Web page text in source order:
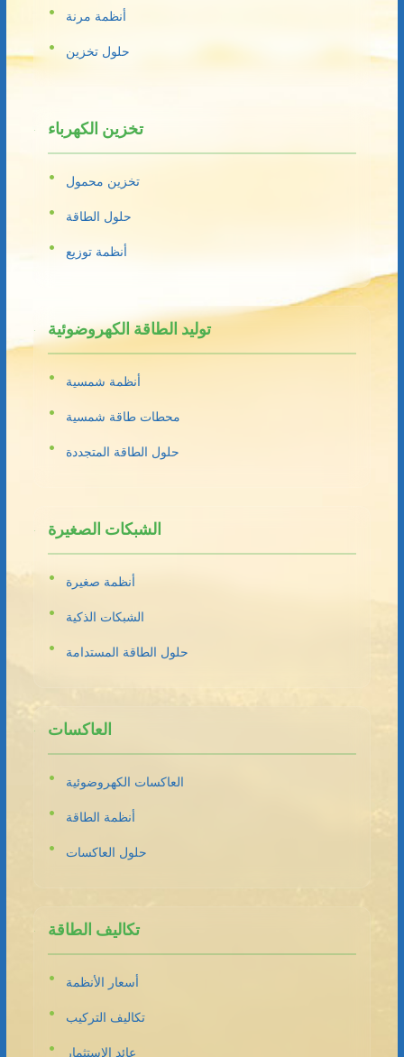
أنظمة مرنة
حلول تخزين
تخزين الكهرباء
تخزين محمول
حلول الطاقة
أنظمة توزيع
توليد الطاقة الكهروضوئية
أنظمة شمسية
محطات طاقة شمسية
حلول الطاقة المتجددة
الشبكات الصغيرة
أنظمة صغيرة
الشبكات الذكية
حلول الطاقة المستدامة
العاكسات
العاكسات الكهروضوئية
أنظمة الطاقة
حلول العاكسات
تكاليف الطاقة
أسعار الأنظمة
تكاليف التركيب
عائد الاستثمار